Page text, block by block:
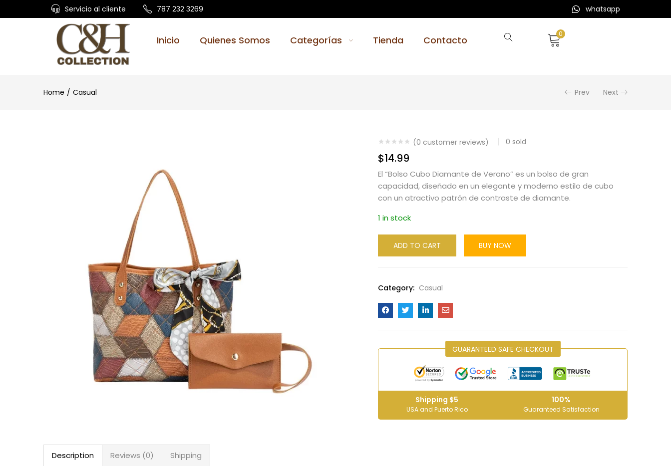
Servicio al cliente 787 232 3269 whatsapp
Inicio Quienes Somos Categorías Tienda Contacto
0
Home Casual Prev Next
(0 customer reviews) 0 sold
$14.99
El “Bolso Cubo Diamante de Verano” es un bolso de gran
capacidad, diseñado en un elegante y moderno estilo de cubo
con un atractivo patrón de contraste de diamante.
1 in stock
ADD TO CART BUY NOW
Category: Casual
GUARANTEED SAFE CHECKOUT
Shipping $5
USA and Puerto Rico
100%
Guaranteed Satisfaction
Description Reviews (0) Shipping